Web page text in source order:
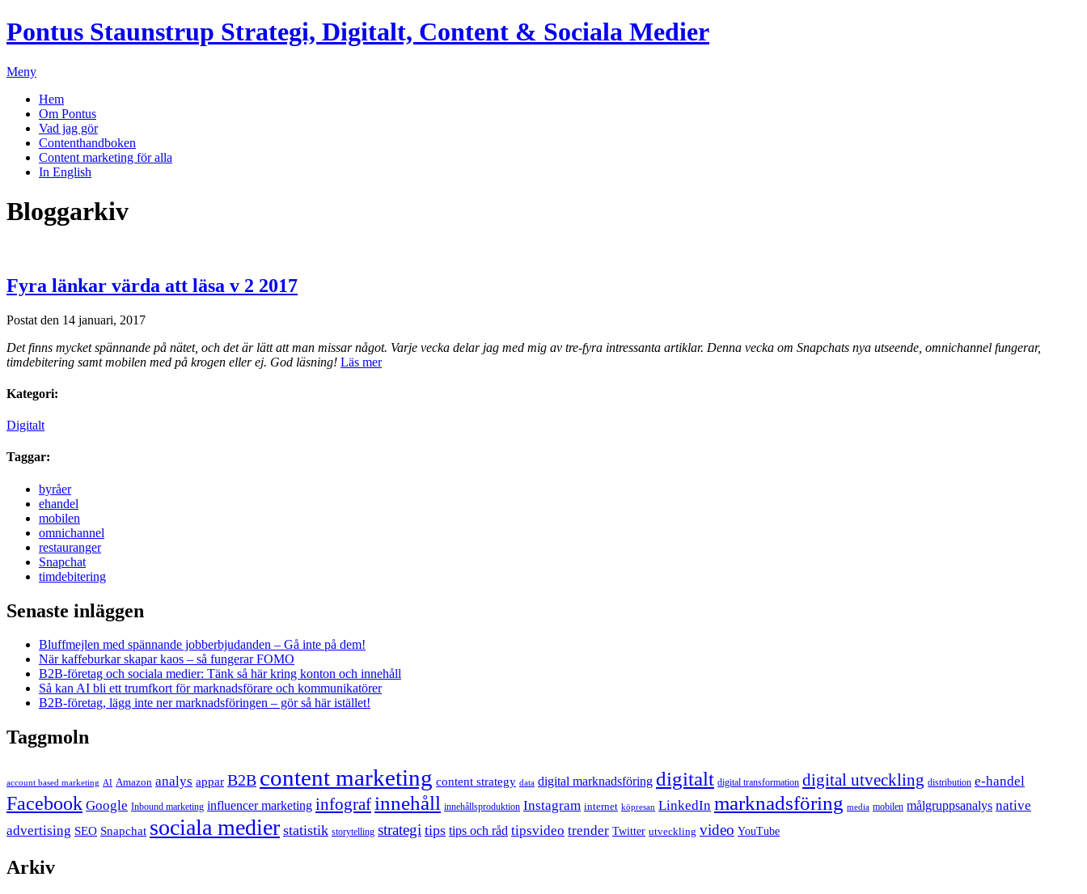
Pontus Staunstrup Strategi, Digitalt, Content & Sociala Medier
Meny
Hem
Om Pontus
Vad jag gör
Contenthandboken
Content marketing för alla
In English
Bloggarkiv
Fyra länkar värda att läsa v 2 2017
Postat den 14 januari, 2017
Det finns mycket spännande på nätet, och det är lätt att man missar något. Varje vecka delar jag med mig av tre-fyra intressanta artiklar. Denna vecka om Snapchats nya utseende, omnichannel fungerar,
timdebitering samt mobilen med på krogen eller ej. God läsning! Läs mer
Kategori:
Digitalt
Taggar:
byråer
ehandel
mobilen
omnichannel
restauranger
Snapchat
timdebitering
Senaste inläggen
Bluffmejlen med spännande jobberbjudanden – Gå inte på dem!
När kaffeburkar skapar kaos – så fungerar FOMO
B2B-företag och sociala medier: Tänk så här kring konton och innehåll
Så kan AI bli ett trumfkort för marknadsförare och kommunikatörer
B2B-företag, lägg inte ner marknadsföringen – gör så här istället!
Taggmoln
account based marketing AI Amazon analys appar B2B content marketing content strategy data digital marknadsföring digitalt digital transformation digital utveckling distribution e-handel
Facebook Google Inbound marketing influencer marketing infograf innehåll innehållsproduktion Instagram internet köpresan LinkedIn marknadsföring media mobilen målgruppsanalys native
advertising SEO Snapchat sociala medier statistik storytelling strategi tips tips och råd tipsvideo trender Twitter utveckling video YouTube
Arkiv